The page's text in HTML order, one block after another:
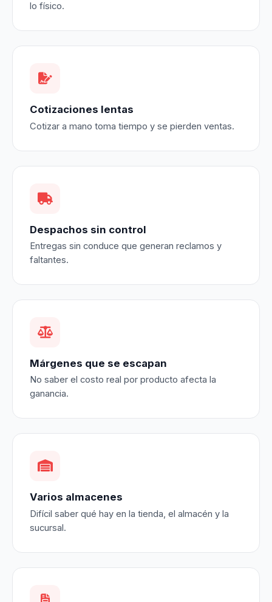
lo físico.
Cotizaciones lentas
Cotizar a mano toma tiempo y se pierden ventas.
Despachos sin control
Entregas sin conduce que generan reclamos y
faltantes.
Márgenes que se escapan
No saber el costo real por producto afecta la
ganancia.
Varios almacenes
Difícil saber qué hay en la tienda, el almacén y la
sucursal.